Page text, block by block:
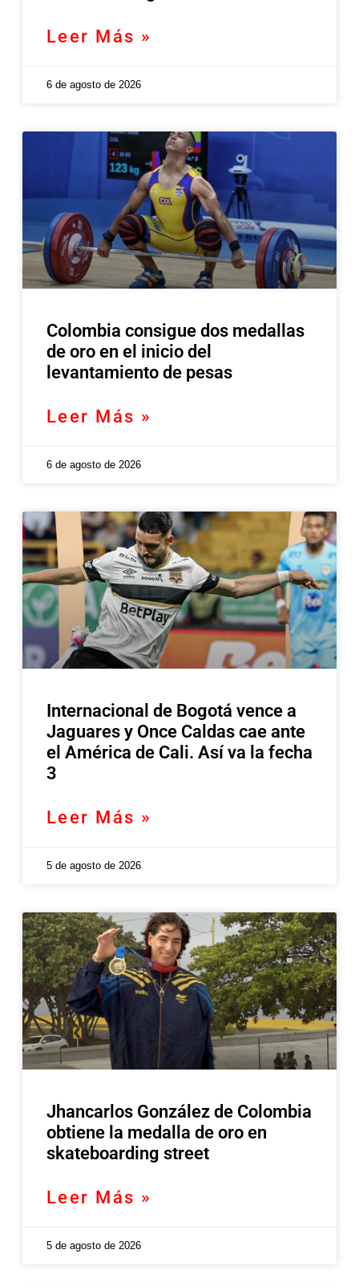
Leer Más »
6 de agosto de 2026
Colombia consigue dos medallas
de oro en el inicio del
levantamiento de pesas
Leer Más »
6 de agosto de 2026
Internacional de Bogotá vence a
Jaguares y Once Caldas cae ante
el América de Cali. Así va la fecha
3
Leer Más »
5 de agosto de 2026
Jhancarlos González de Colombia
obtiene la medalla de oro en
skateboarding street
Leer Más »
5 de agosto de 2026